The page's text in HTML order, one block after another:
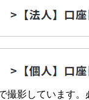
撮影しています